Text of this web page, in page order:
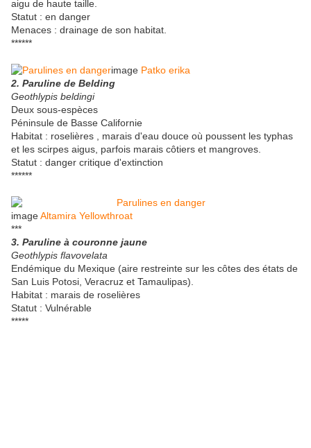
aigu de haute taille.
Statut : en danger
Menaces : drainage de son habitat.
******
image Patko erika
2. Paruline de Belding
Geothlypis beldingi
Deux sous-espèces
Péninsule de Basse Californie
Habitat : roselières , marais d'eau douce où poussent les typhas
et les scirpes aigus, parfois marais côtiers et mangroves.
Statut : danger critique d'extinction
******
imageAltamira Yellowthroat
***
3. Paruline à couronne jaune
Geothlypis flavovelata
Endémique du Mexique (aire restreinte sur les côtes des états de
San Luis Potosi, Veracruz et Tamaulipas).
Habitat : marais de roselières
Statut : Vulnérable
*****